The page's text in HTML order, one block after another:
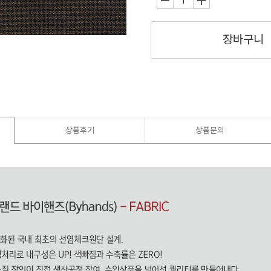
장바구니
상품후기 상품문의